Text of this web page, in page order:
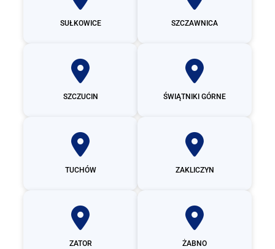
SUŁKOWICE SZCZAWNICA
SZCZUCIN ŚWIĄTNIKI GÓRNE
TUCHÓW ZAKLICZYN
ZATOR ŻABNO